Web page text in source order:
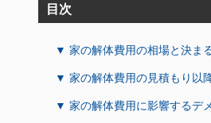
目次
▼ 家の解体費用の相場と決ま
▼ 家の解体費用の見積もり以
▼ 家の解体費用に影響するデ